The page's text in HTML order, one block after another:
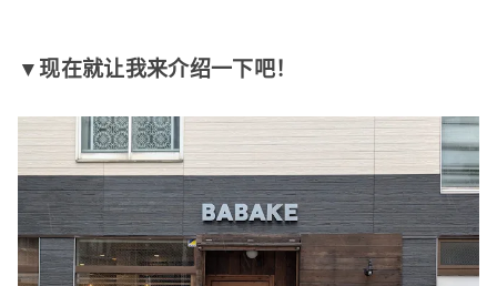
▼现在就让我来介绍一下吧！